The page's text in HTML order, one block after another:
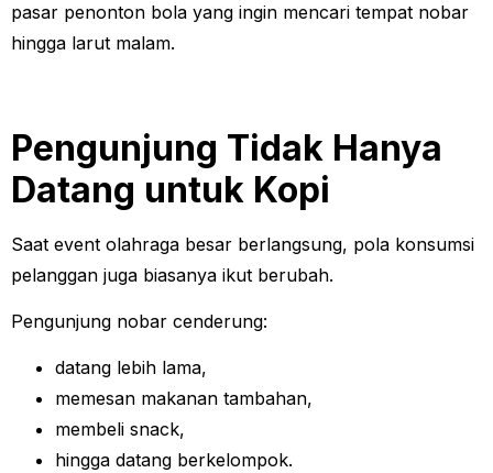
pasar penonton bola yang ingin mencari tempat nobar
hingga larut malam.
Pengunjung Tidak Hanya
Datang untuk Kopi
Saat event olahraga besar berlangsung, pola konsumsi
pelanggan juga biasanya ikut berubah.
Pengunjung nobar cenderung:
datang lebih lama,
memesan makanan tambahan,
membeli snack,
hingga datang berkelompok.